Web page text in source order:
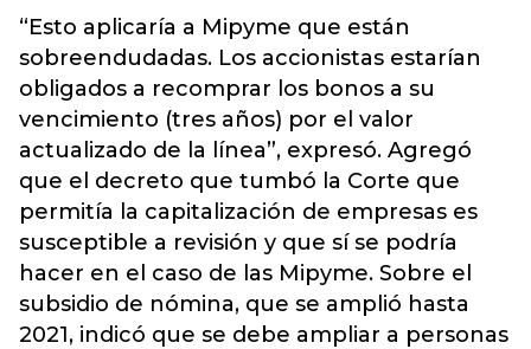
“Esto aplicaría a Mipyme que están
sobreendudadas. Los accionistas estarían
obligados a recomprar los bonos a su
vencimiento (tres años) por el valor
actualizado de la línea”, expresó. Agregó
que el decreto que tumbó la Corte que
permitía la capitalización de empresas es
susceptible a revisión y que sí se podría
hacer en el caso de las Mipyme. Sobre el
subsidio de nómina, que se amplió hasta
2021, indicó que se debe ampliar a personas